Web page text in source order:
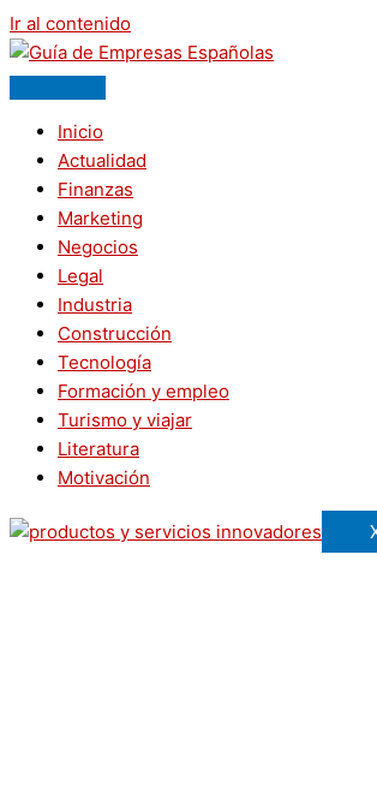
Ir al contenido
Inicio
Actualidad
Finanzas
Marketing
Negocios
Legal
Industria
Construcción
Tecnología
Formación y empleo
Turismo y viajar
Literatura
Motivación